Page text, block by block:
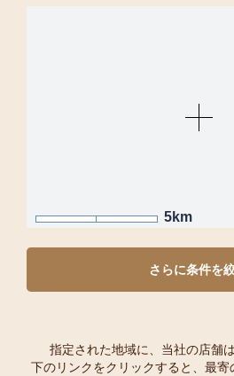
5km
さらに条件を
指定された地域に、当社の店舗
下のリンクをクリックすると、最寄